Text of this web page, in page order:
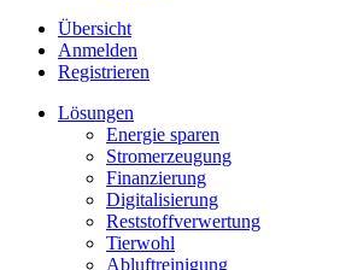
Übersicht
Anmelden
Registrieren
Lösungen
Energie sparen
Stromerzeugung
Finanzierung
Digitalisierung
Reststoffverwertung
Tierwohl
Abluftreinigung